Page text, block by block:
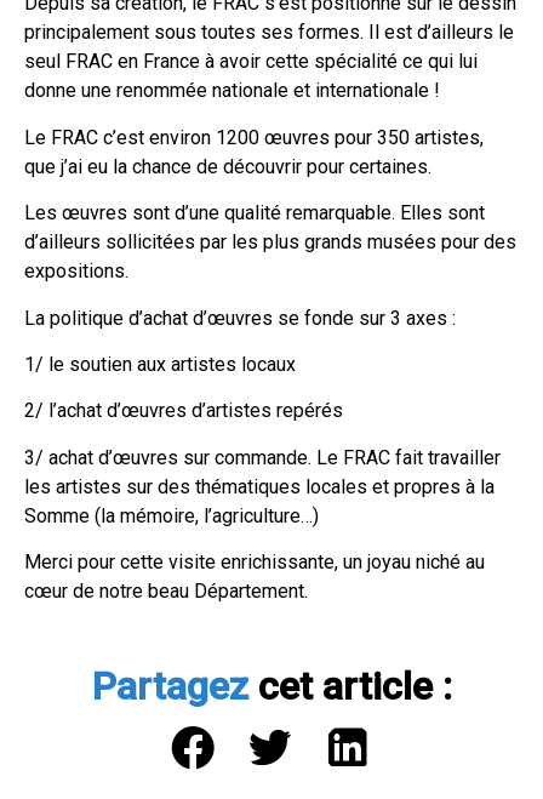
principalement sous toutes ses formes. Il est d’ailleurs le
seul FRAC en France à avoir cette spécialité ce qui lui
donne une renommée nationale et internationale !
Le FRAC c’est environ 1200 œuvres pour 350 artistes,
que j’ai eu la chance de découvrir pour certaines.
Les œuvres sont d’une qualité remarquable. Elles sont
d’ailleurs sollicitées par les plus grands musées pour des
expositions.
La politique d’achat d’œuvres se fonde sur 3 axes :
1/ le soutien aux artistes locaux
2/ l’achat d’œuvres d’artistes repérés
3/ achat d’œuvres sur commande. Le FRAC fait travailler
les artistes sur des thématiques locales et propres à la
Somme (la mémoire, l’agriculture…)
Merci pour cette visite enrichissante, un joyau niché au
cœur de notre beau Département.
Partagezcet article :